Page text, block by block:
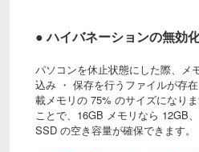
● ハイバネーションの無効
パソコンを休止状態にした際、メ
込み ・ 保存を行うファイルが存
載メモリの 75% のサイズになり
ことで、16GB メモリなら 12GB
SSD の空き容量が確保できます。